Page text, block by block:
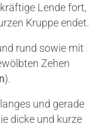
Lende fort,
Kruppe endet.
rund sowie mit
Zehen
).
und gerade
dicke und kurze